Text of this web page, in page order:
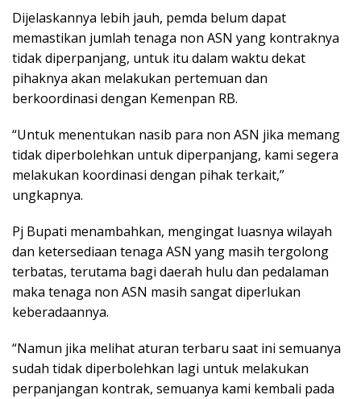
Dijelaskannya lebih jauh, pemda belum dapat
memastikan jumlah tenaga non ASN yang kontraknya
tidak diperpanjang, untuk itu dalam waktu dekat
pihaknya akan melakukan pertemuan dan
berkoordinasi dengan Kemenpan RB.
“Untuk menentukan nasib para non ASN jika memang
tidak diperbolehkan untuk diperpanjang, kami segera
melakukan koordinasi dengan pihak terkait,”
ungkapnya.
Pj Bupati menambahkan, mengingat luasnya wilayah
dan ketersediaan tenaga ASN yang masih tergolong
terbatas, terutama bagi daerah hulu dan pedalaman
maka tenaga non ASN masih sangat diperlukan
keberadaannya.
“Namun jika melihat aturan terbaru saat ini semuanya
sudah tidak diperbolehkan lagi untuk melakukan
perpanjangan kontrak, semuanya kami kembali pada